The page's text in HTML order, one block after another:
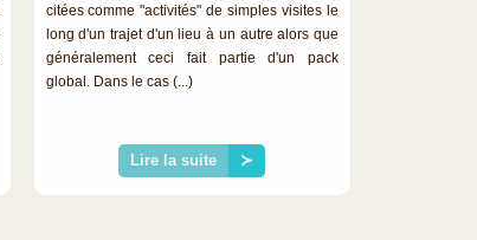
citées comme "activités" de simples visites le
long d'un trajet d'un lieu à un autre alors que
généralement ceci fait partie d'un pack
global. Dans le cas (...)
Lire la suite ≻